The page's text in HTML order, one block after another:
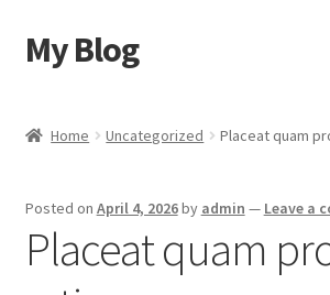
Skip
to
Skip
to
My Blog
Checkout
Home Uncategorized Placeat quam
Posted on April 4, 2026by admin — Leave a
Placeat quam